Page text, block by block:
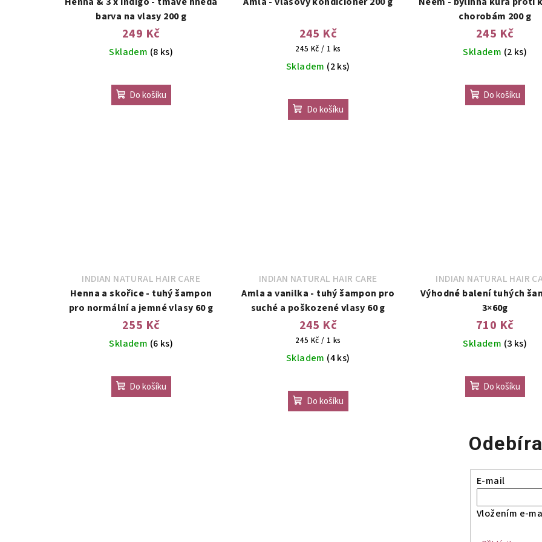
barva na vlasy 200 g
249 Kč
Skladem (8 ks)
Do košíku
245 Kč
Měrná
cena:
245 Kč / 1 ks
Skladem (2 ks)
Do košíku
chorobám 200 g
245 Kč
Skladem (2 ks)
Do košíku
INDIAN NATURAL HAIR CARE
Henna a skořice - tuhý šampon
pro normální a jemné vlasy 60 g
255 Kč
Skladem (6 ks)
hodnocení
produktu
Do košíku
INDIAN NATURAL HAIR CARE
Amla a vanilka - tuhý šampon pro
suché a poškozené vlasy 60 g
245 Kč
Měrná
cena:
245 Kč / 1 ks
Skladem (4 ks)
hodnocení
produktu
Do košíku
INDIAN NATURAL HAIR
Výhodné balení tuhých
3×60g
710 Kč
Skladem (3 ks)
hodnocení
produktu
z
5
Do košíku
E-mail
Vložením e-